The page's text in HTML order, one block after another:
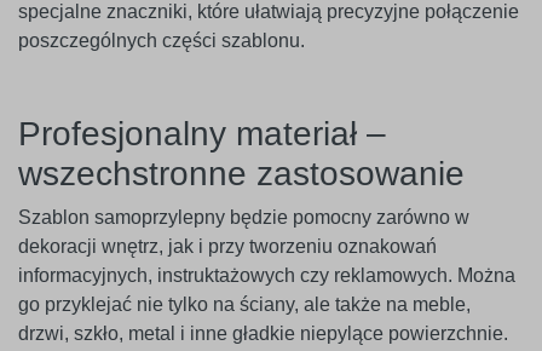
specjalne znaczniki, które ułatwiają precyzyjne połączenie
poszczególnych części szablonu.
Profesjonalny materiał –
wszechstronne zastosowanie
Szablon samoprzylepny będzie pomocny zarówno w
dekoracji wnętrz, jak i przy tworzeniu oznakowań
informacyjnych, instruktażowych czy reklamowych. Można
go przyklejać nie tylko na ściany, ale także na meble,
drzwi, szkło, metal i inne gładkie niepylące powierzchnie.